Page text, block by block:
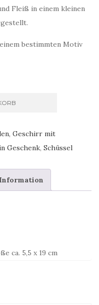
Fleiß in einem kleinen
bestimmten Motiv
Geschirr mit
Geschenk, Schüssel
ca. 5,5 x 19 cm